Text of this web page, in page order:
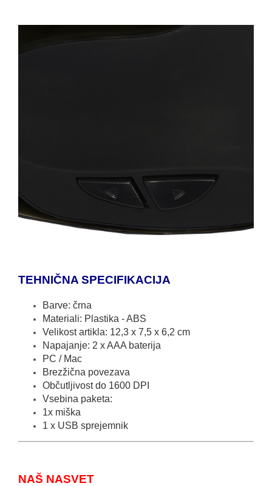
TEHNIČNA SPECIFIKACIJA
Barve: črna
Materiali: Plastika - ABS
Velikost artikla: 12,3 x 7,5 x 6,2 cm
Napajanje: 2 x AAA baterija
PC / Mac
Brezžična povezava
Občutljivost do 1600 DPI
Vsebina paketa:
1x miška
1 x USB sprejemnik
NAŠ NASVET